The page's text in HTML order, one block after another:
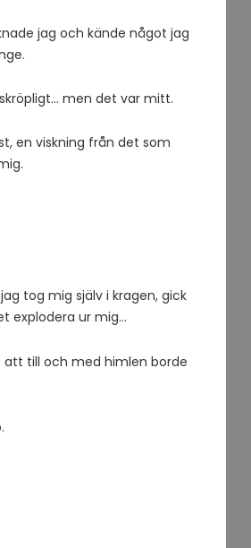
jag och kände något jag
men det var mitt.
en viskning från det som
tog mig själv i kragen, gick
explodera ur mig…
till och med himlen borde